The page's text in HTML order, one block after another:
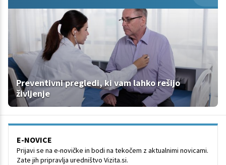
Preventivni pregledi, ki vam lahko rešijo
življenje
E-NOVICE
Prijavi se na e-novičke in bodi na tekočem z aktualnimi novicami.
Zate jih pripravlja uredništvo Vizita.si.